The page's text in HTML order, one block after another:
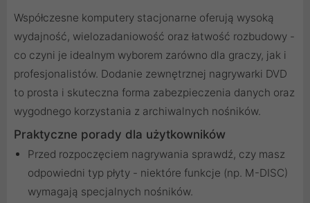
Współczesne komputery stacjonarne oferują wysoką
wydajność, wielozadaniowość oraz łatwość rozbudowy -
co czyni je idealnym wyborem zarówno dla graczy, jak i
profesjonalistów. Dodanie zewnętrznej nagrywarki DVD
to prosta i skuteczna forma zabezpieczenia danych oraz
wygodnego korzystania z archiwalnych nośników.
Praktyczne porady dla użytkowników
Przed rozpoczęciem nagrywania sprawdź, czy masz
odpowiedni typ płyty - niektóre funkcje (np. M-DISC)
wymagają specjalnych nośników.